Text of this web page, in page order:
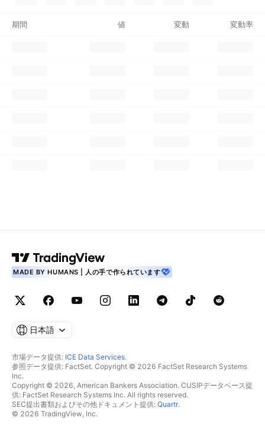
期間 値 変動 変動率
MADE BY HUMANS | 人の手で作られています
日本語
市場データ提供: ICE Data Services.
参照データ提供: FactSet. Copyright © 2026 FactSet Research Systems
Inc.
Copyright © 2026, American Bankers Association. CUSIPデータベース提
供: FactSet Research Systems Inc. All rights reserved.
SEC提出書類およびその他ドキュメント提供: Quartr.
© 2026 TradingView, Inc.